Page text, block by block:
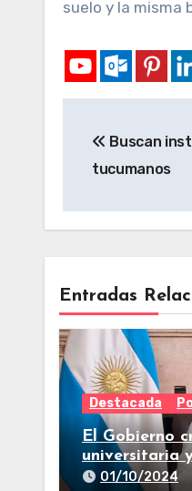
suelo y la misma
Buscan
tucumanos
Entradas
Destacada
El Gobierno
universitaria
reclamos
01/10/2024